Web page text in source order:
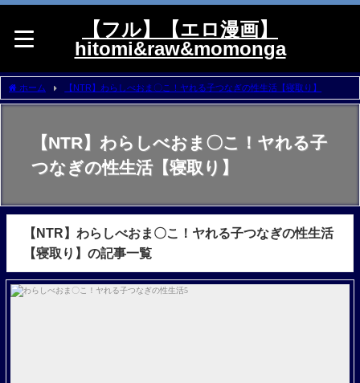
【フル】【エロ漫画】
hitomi&raw&momonga
ホーム 【NTR】わらしべおま〇こ！ヤれる子つなぎの性生活【寝取り】
【NTR】わらしべおま〇こ！ヤれる子
つなぎの性生活【寝取り】
【NTR】わらしべおま〇こ！ヤれる子つなぎの性生活
【寝取り】の記事一覧